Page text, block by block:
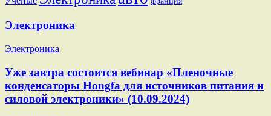
Электроника
Электроника
Уже завтра состоится вебинар «Пленочные
конденсаторы Hongfa для источников питания и
силовой электроники» (10.09.2024)